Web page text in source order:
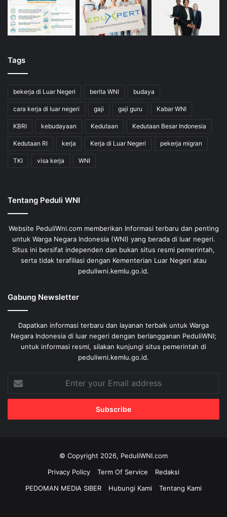
Tags
bekerja di Luar Negeri berita WNI budaya
cara kerja di luar negeri gaji gaji guru Kabar WNI
KBRI kebudayaan Kedutaan Kedutaan Besar Indonesia
Kedutaan RI kerja Kerja di Luar Negeri pekerja migran
TKI visa kerja WNI
Tentang Peduli WNI
Website PeduliWni.com memberikan Informasi terbaru dan penting
untuk Warga Negara Indonesia (WNI) yang berada di luar negeri.
Situs ini bersifat independen dan bukan situs resmi pemerintah,
serta tidak terafiliasi dengan Kementerian Luar Negeri atau
peduliwni.kemlu.go.id.
Gabung Newsletter
Dapatkan informasi terbaru dan layanan terbaik untuk Warga
Negara Indonesia di luar negeri dengan berlangganan PeduliWNI;
untuk informasi resmi, silakan kunjungi situs pemerintah di
peduliwni.kemlu.go.id.
your
Email
© Copyright 2026, PeduliWNI.com
Privacy Policy
Term Of Service
Redaksi
PEDOMAN MEDIA SIBER
Hubungi Kami Tentang Kami